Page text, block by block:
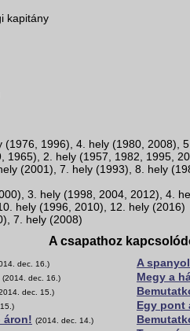
kapitány
(1976, 1996), 4. hely (1980, 2008),
1965), 2. hely (1957, 1982, 1995,
(2001), 7. hely (1993), 8. hely
3. hely (1998, 2004, 2012), 4.
hely (1996, 2010), 12. hely (2016)
7. hely (2008)
A csapathoz
dec. 16.)
(2014. dec. 16.)
dec. 15.)
áron! (2014. dec. 14.)
A
Megy a
Egy pont